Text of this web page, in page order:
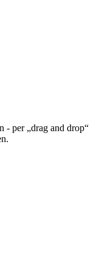
- per „drag and drop“